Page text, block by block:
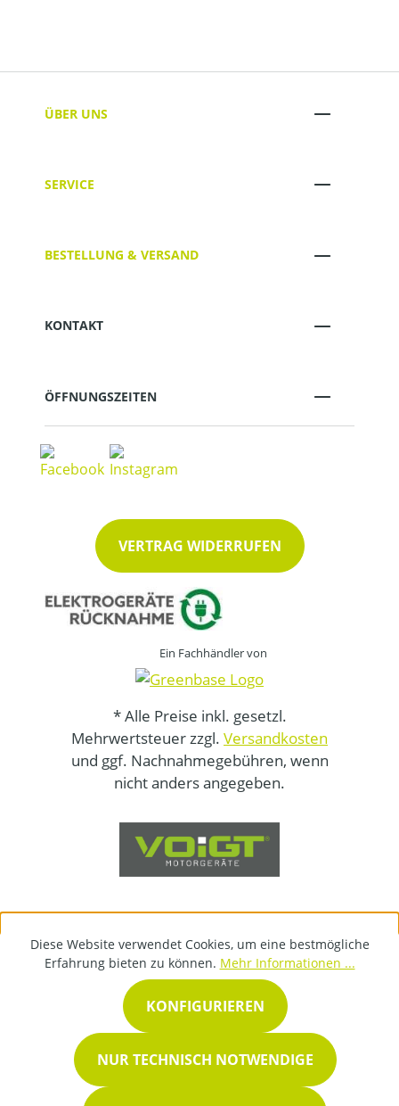
ÜBER UNS
SERVICE
BESTELLUNG & VERSAND
KONTAKT
ÖFFNUNGSZEITEN
VERTRAG WIDERRUFEN
Ein Fachhändler von
* Alle Preise inkl. gesetzl.
Mehrwertsteuer zzgl. Versandkosten
und ggf. Nachnahmegebühren, wenn
nicht anders angegeben.
Diese Website verwendet Cookies, um eine bestmögliche
Erfahrung bieten zu können. Mehr Informationen ...
NUR TECHNISCH NOTWENDIGE
KONFIGURIEREN